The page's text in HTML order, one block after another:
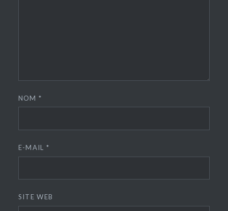
NOM*
E-MAIL *
SITE WEB